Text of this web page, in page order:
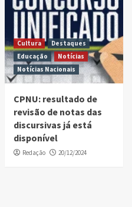
Cultura
Destaques
Educação
Notícias
Notícias Nacionais
CPNU: resultado de
revisão de notas das
discursivas já está
disponível
Redação 20/12/2024